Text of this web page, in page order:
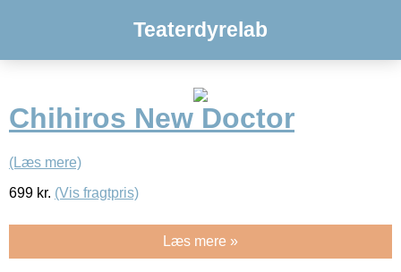
Teaterdyrelab
Chihiros New Doctor
(Læs mere)
699 kr. (Vis fragtpris)
Læs mere »